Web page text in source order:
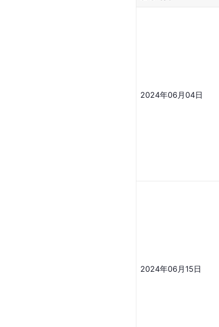
2024年06月04日
2024年06月15日